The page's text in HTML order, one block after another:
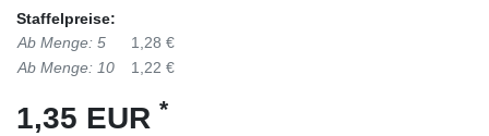
Staffelpreise:
Ab Menge: 5
1,28 €
Ab Menge: 10
1,22 €
1,35 EUR *